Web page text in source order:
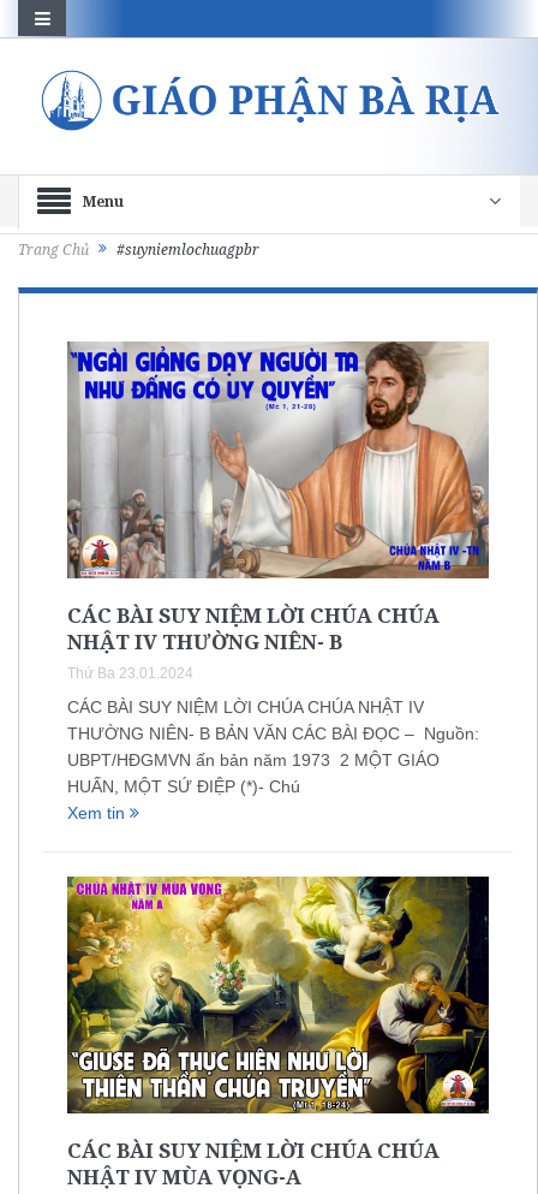
Menu
Trang Chủ #suyniemlochuagpbr
CÁC BÀI SUY NIỆM LỜI CHÚA CHÚA
NHẬT IV THƯỜNG NIÊN- B
Thứ Ba 23.01.2024
CÁC BÀI SUY NIỆM LỜI CHÚA CHÚA NHẬT IV
THƯỜNG NIÊN- B BẢN VĂN CÁC BÀI ĐỌC – Nguồn:
UBPT/HĐGMVN ấn bản năm 1973 2 MỘT GIÁO
HUẤN, MỘT SỨ ĐIỆP (*)- Chú
Xem tin
CÁC BÀI SUY NIỆM LỜI CHÚA CHÚA
NHẬT IV MÙA VỌNG-A